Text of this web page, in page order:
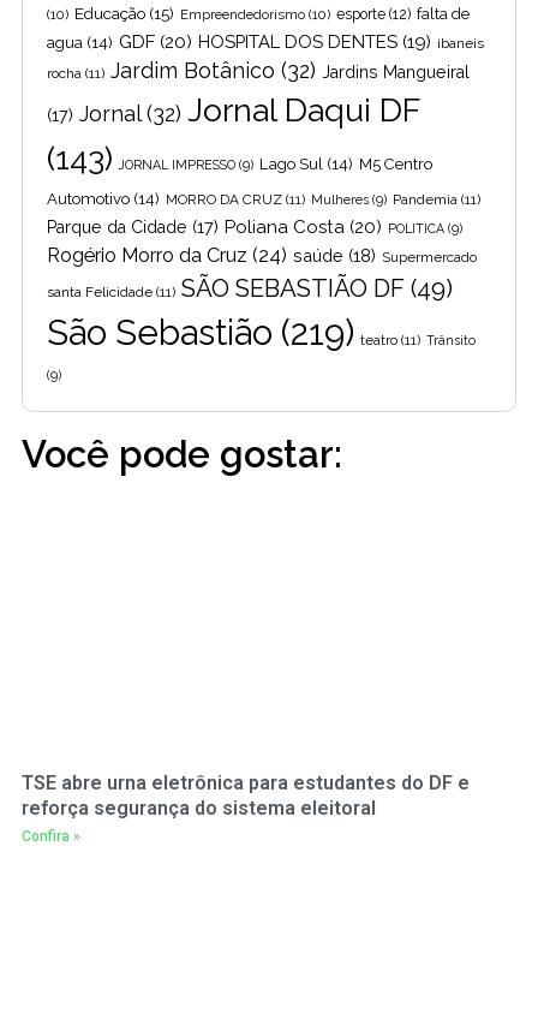
(10) Educação (15) Empreendedorismo (10) esporte (12) falta de
agua (14) GDF (20) HOSPITAL DOS DENTES (19) ibaneis
rocha (11) Jardim Botânico (32) Jardins Mangueiral
(17) Jornal(32) Jornal Daqui DF
(143)
JORNAL IMPRESSO (9) Lago Sul (14) M5 Centro
Automotivo (14) MORRO DA CRUZ (11) Mulheres (9) Pandemia (11)
Parque da Cidade (17) Poliana Costa (20) POLITICA (9)
Rogério Morro da Cruz (24) saúde (18) Supermercado
santa Felicidade (11) SÃO SEBASTIÃO DF (49)
São Sebastião (219) teatro (11) Trânsito
(9)
Você pode gostar:
TSE abre urna eletrônica para estudantes do DF e
reforça segurança do sistema eleitoral
Confira »